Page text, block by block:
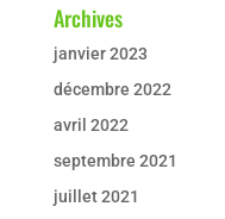
Archives
janvier 2023
décembre 2022
avril 2022
septembre 2021
juillet 2021